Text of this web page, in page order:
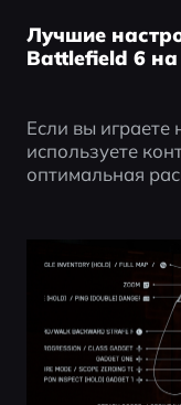
Лучшие
Battlefield 6 на
Если вы играете
используете
оптимальная